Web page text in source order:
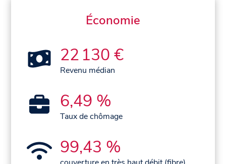
Économie
22 130 €
Revenu médian
6,49 %
Taux de chômage
99,43 %